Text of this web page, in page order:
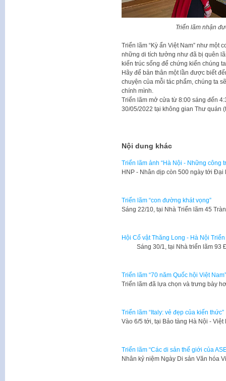
Triển lãm nhận
Triển lãm “Kỳ ẩn Việt Nam” như một
những di tích tưởng như đã bị quên
kiến trúc sống để chứng kiến chúng
Hãy để bản thân một lần được biết
chuyện của mỗi tác phẩm, chúng ta
chính mình.
Triển lãm mở cửa từ 8:00 sáng đến
30/05/2022 tại không gian Thư quán
Nội dung khác
Triển lãm ảnh “Hà Nội - Những công
​HNP - Nhân dịp còn 500 ngày tới
Triển lãm “con đường khát vọng”
Sáng 22/10, tại Nhà Triển lãm 45
Hội Cổ vật Thăng Long - Hà Nội
Sáng 30/1, tại Nhà triển lãm 93
Triển lãm “70 năm Quốc hội Việt Nam”
Triển lãm đã lựa chọn và trưng bày
Triển lãm “Italy: vẻ đẹp của kiến thức”
Vào 6/5 tới, tại Bảo tàng Hà Nội -
Triển lãm “Các di sản thế giới của
​Nhân kỷ niệm Ngày Di sản Văn hóa